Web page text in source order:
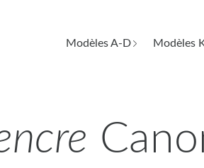
Modèles A-D Modèles